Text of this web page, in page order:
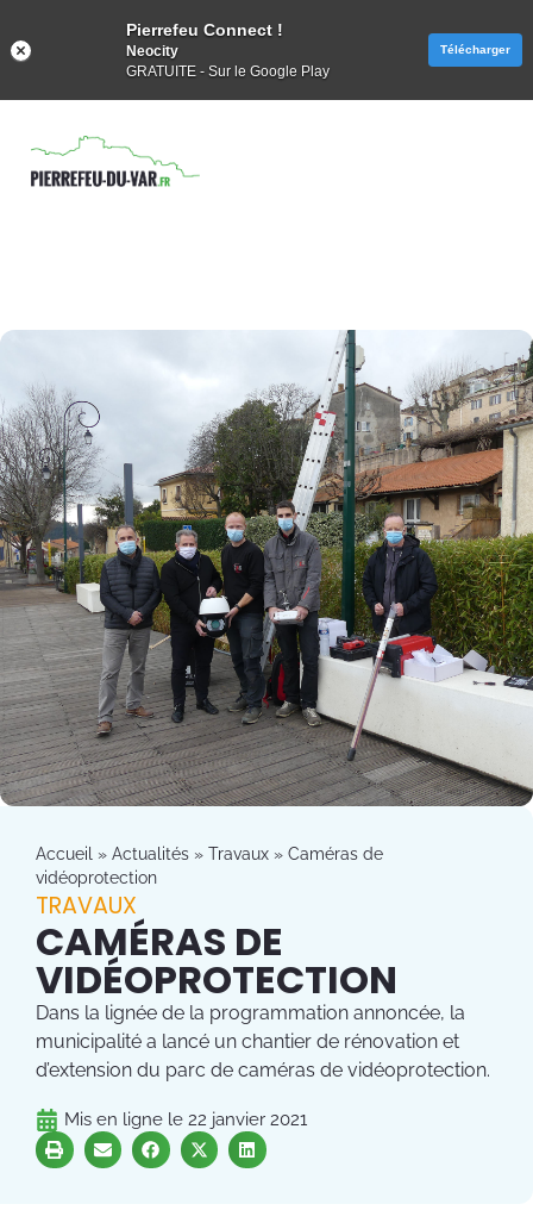
Accueil » Actualités » Travaux » Caméras de
vidéoprotection
TRAVAUX
CAMÉRAS DE
VIDÉOPROTECTION
Dans la lignée de la programmation annoncée, la
municipalité a lancé un chantier de rénovation et
d’extension du parc de caméras de vidéoprotection.
Mis en ligne le 22 janvier 2021
Pierrefeu Connect !
Neocity
GRATUITE - Sur le Google Play
Télécharger